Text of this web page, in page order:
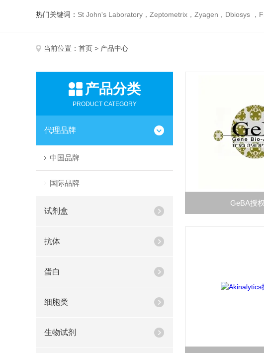
热门关键词： St John's Laboratory，Zeptometrix，Zyagen，Dbiosys ，Fn-Test武汉菲恩，Beyotime碧云天
当前位置： 首页 > 产品中心
产品分类
PRODUCT CATEGORY
代理品牌
中国品牌
国际品牌
试剂盒
抗体
蛋白
细胞类
生物试剂
GeBA授